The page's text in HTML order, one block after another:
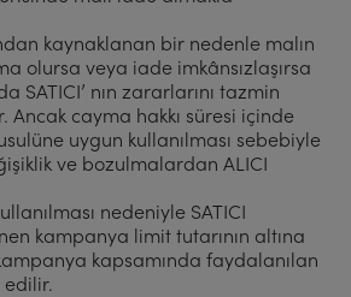
kaynaklanan bir nedenle malın
olursa veya iade imkânsızlaşırsa
SATICI’ nın zararlarını tazmin
Ancak cayma hakkı süresi içinde
uygun kullanılması sebebiyle
ve bozulmalardan ALICI
nedeniyle SATICI
kampanya limit tutarının altına
kapsamında faydalanılan